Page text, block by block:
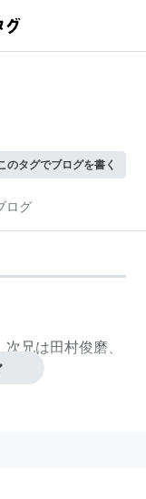
のタグでブログを書く
ログ
兄は田村俊磨、